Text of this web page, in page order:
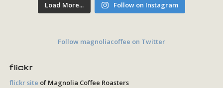
Load More... Follow on Instagram
Follow magnoliacoffee on Twitter
flickr
flickr site of Magnolia Coffee Roasters